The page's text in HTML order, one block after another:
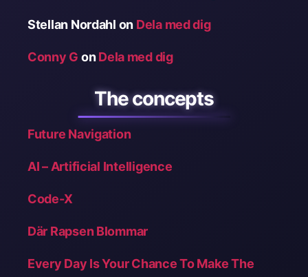
Stellan Nordahl on Dela med dig
Conny G onDela med dig
The concepts
Future Navigation
AI – Artificial Intelligence
Code-X
Där Rapsen Blommar
Every Day Is Your Chance To Make The